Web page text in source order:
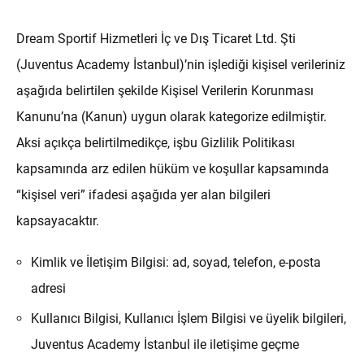
Dream Sportif Hizmetleri İç ve Dış Ticaret Ltd. Şti
(Juventus Academy İstanbul)’nin işlediği kişisel verileriniz
aşağıda belirtilen şekilde Kişisel Verilerin Korunması
Kanunu’na (Kanun) uygun olarak kategorize edilmiştir.
Aksi açıkça belirtilmedikçe, işbu Gizlilik Politikası
kapsamında arz edilen hüküm ve koşullar kapsamında
“kişisel veri” ifadesi aşağıda yer alan bilgileri
kapsayacaktır.
Kimlik ve İletişim Bilgisi: ad, soyad, telefon, e-posta
adresi
Kullanıcı Bilgisi, Kullanıcı İşlem Bilgisi ve üyelik bilgileri,
Juventus Academy İstanbul ile iletişime geçme